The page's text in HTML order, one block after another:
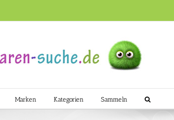
Marken Kategorien Sammeln